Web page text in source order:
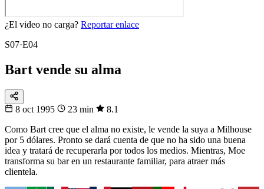
¿El video no carga? Reportar enlace
S07·E04
Bart vende su alma
8 oct 1995 23 min
8.1
Como Bart cree que el alma no existe, le vende la suya a Milhouse
por 5 dólares. Pronto se dará cuenta de que no ha sido una buena
idea y tratará de recuperarla por todos los medios. Mientras, Moe
transforma su bar en un restaurante familiar, para atraer más
clientela.